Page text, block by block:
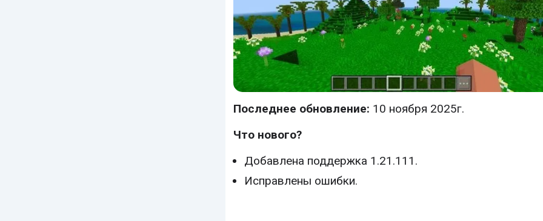
Последнее обновление: 10 ноября 2025г.
Что нового?
Добавлена поддержка 1.21.111.
Исправлены ошибки.